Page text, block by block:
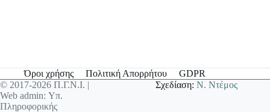
Όροι χρήσης Πολιτική Απορρήτου
GDPR
© 2017-2026 Π.Γ.Ν.Ι. |
Web admin: Υπ.
Πληροφορικής
Σχεδίαση:Ν. Ντέμος